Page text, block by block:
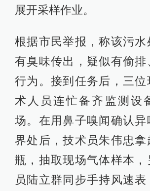
展开采样作业。
根据市民举报，称该污水
有臭味传出，疑似有偷排
行为。接到任务后，三位
术人员连忙备齐监测设
场。在用鼻子嗅闻确认异
界处后，技术员朱伟忠拿
瓶，抽取现场气体样本，
员陆立群同步手持风速表